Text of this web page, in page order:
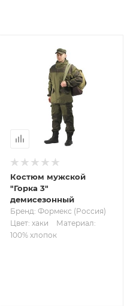
Костюм мужской
"Горка 3"
демисезонный
Бренд: Формекс (Россия)
Цвет: хаки
Материал:
100% хлопок